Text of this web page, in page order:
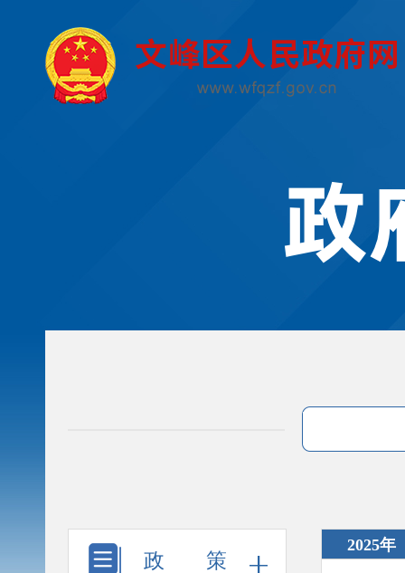
政 策
2025年